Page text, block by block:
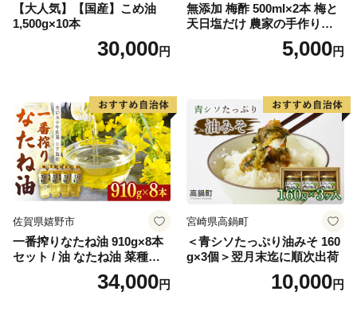
【大人気】【国産】こめ油
1,500g×10本
30,000円
無添加 梅酢 500ml×2本 梅と
天日塩だけ 農家の手作り完
5,000円
佐賀県嬉野市
一番搾りなたね油 910g×8本
セット / 油 なたね油 菜種油
ナタネ【山下製油】 [NBE00
34,000円
宮崎県高鍋町
＜青シソたっぷり油みそ 160
g×3個＞翌月末迄に順次出荷
10,000円